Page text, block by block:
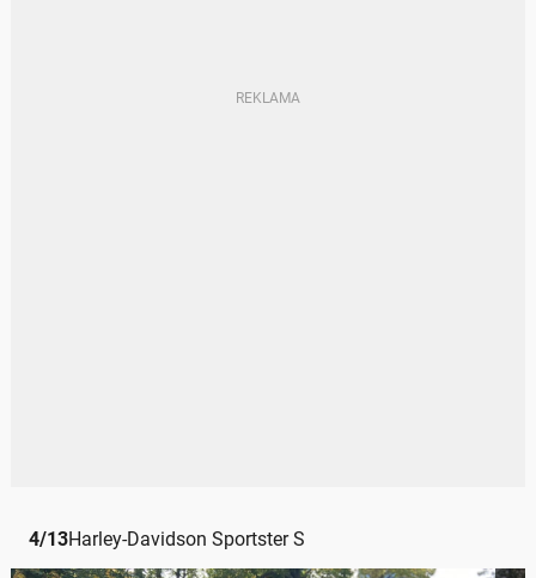
4/13Harley-Davidson Sportster S